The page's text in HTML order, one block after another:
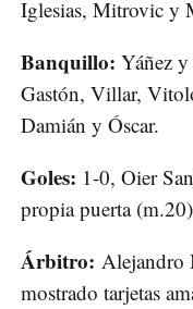
Iglesias, Mitrovic y
Banquillo: Yáñez
Gastón, Villar,
Damián y Óscar.
Goles: 1-0, Oier
propia puerta
Árbitro: Alejandro
mostrado tarjetas